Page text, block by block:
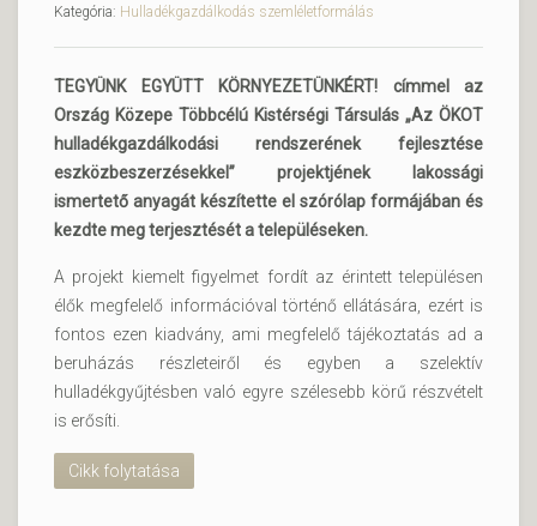
Kategória: Hulladékgazdálkodás szemléletformálás
TEGYÜNK EGYÜTT KÖRNYEZETÜNKÉRT! címmel az
Ország Közepe Többcélú Kistérségi Társulás „Az ÖKOT
hulladékgazdálkodási rendszerének fejlesztése
eszközbeszerzésekkel” projektjének lakossági
ismertető anyagát készítette el szórólap formájában és
kezdte meg terjesztését a településeken.
A projekt kiemelt figyelmet fordít az érintett településen
élők megfelelő információval történő ellátására, ezért is
fontos ezen kiadvány, ami megfelelő tájékoztatás ad a
beruházás részleteiről és egyben a szelektív
hulladékgyűjtésben való egyre szélesebb körű részvételt
is erősíti.
Cikk folytatása